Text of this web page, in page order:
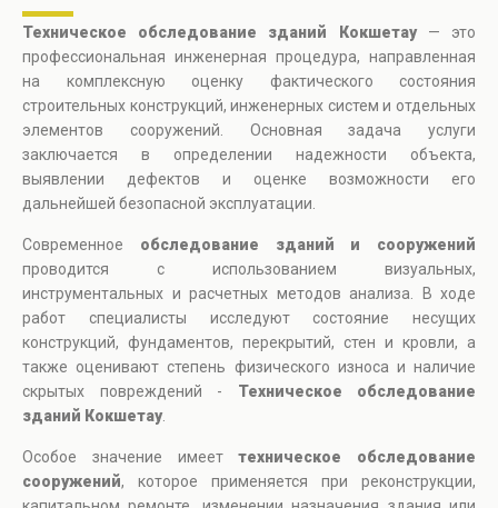
Техническое обследование зданий Кокшетау— это
профессиональная инженерная процедура, направленная
на комплексную оценку фактического состояния
строительных конструкций, инженерных систем и отдельных
элементов сооружений. Основная задача услуги
заключается в определении надежности объекта,
выявлении дефектов и оценке возможности его
дальнейшей безопасной эксплуатации.
Современное обследование зданий и сооружений
проводится с использованием визуальных,
инструментальных и расчетных методов анализа. В ходе
работ специалисты исследуют состояние несущих
конструкций, фундаментов, перекрытий, стен и кровли, а
также оценивают степень физического износа и наличие
скрытых повреждений - Техническое обследование
зданий Кокшетау.
Особое значение имееттехническое обследование
сооружений, которое применяется при реконструкции,